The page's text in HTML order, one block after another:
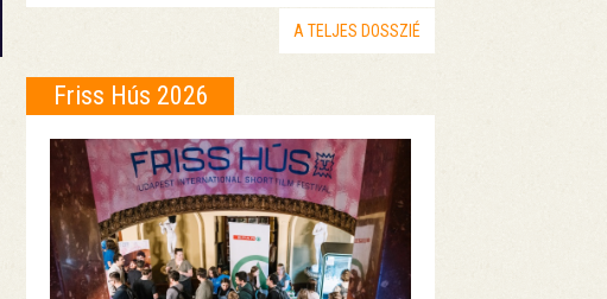
A TELJES DOSSZIÉ
Friss Hús 2026